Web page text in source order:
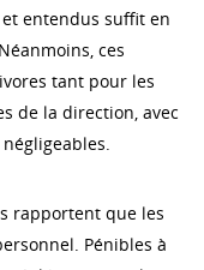
entendus suffit en
ces
tant pour les
de la direction, avec
rapportent que les
Pénibles à